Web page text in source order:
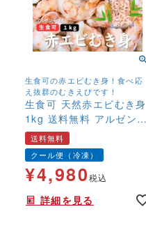
生食可の赤エビむき身！食べ応
え抜群のむきえびです！
生食可 天然赤エビむき身
1kg 送料無料 アルゼンチ
ン赤エビ 冷凍 バラ凍結
海老 BIGむきえび エビチ
リ 無頭
送料無料
クール便（冷凍）
¥4,980税込
詳細を見る